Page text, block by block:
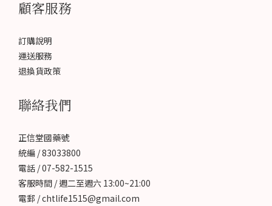
顧客服務
訂購說明
運送服務
退換貨政策
聯絡我們
正信堂國藥號
統編 / 83033800
電話 / 07-582-1515
客服時間 / 週二至週六 13:00~21:00
電郵 / chtlife1515@gmail.com